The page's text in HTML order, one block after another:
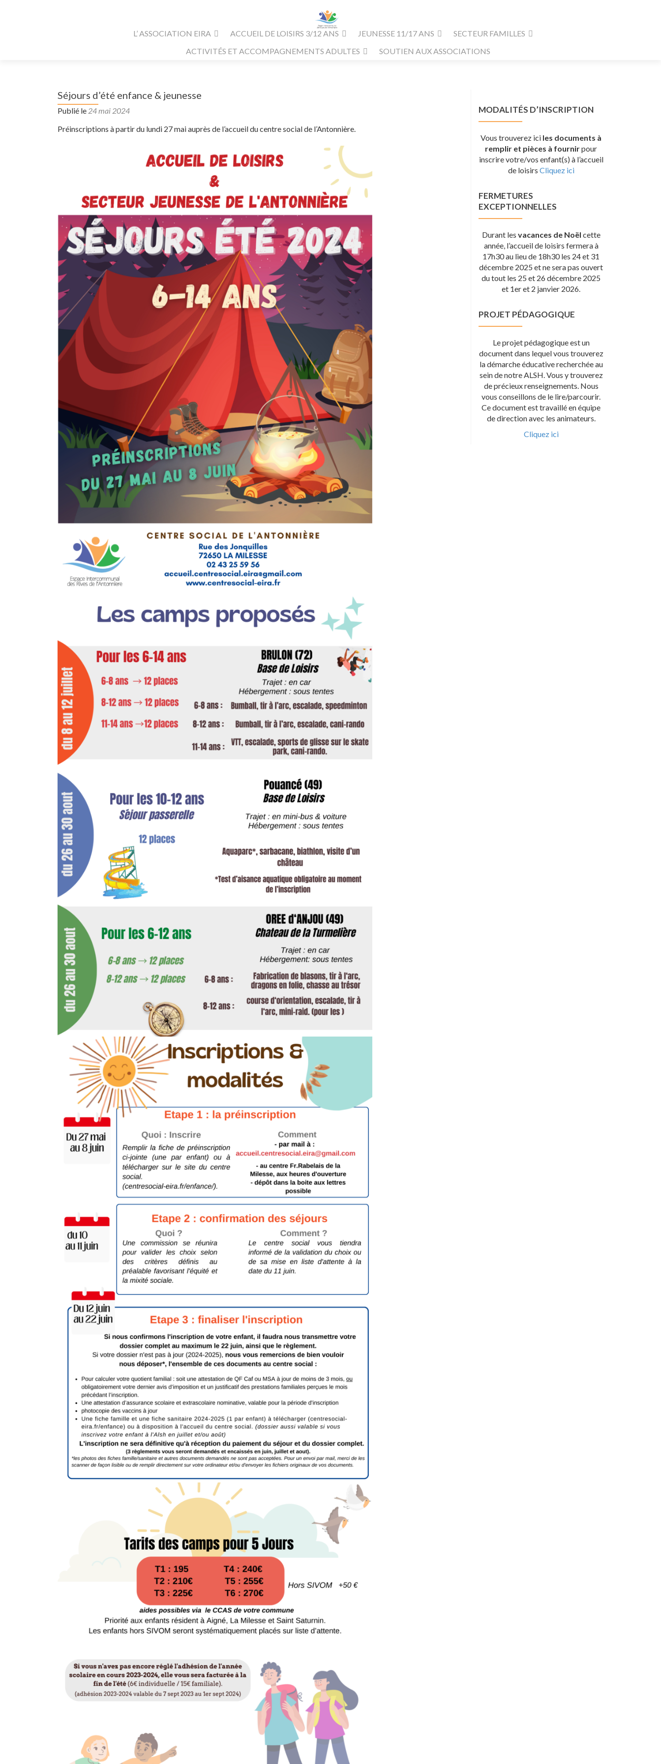
Aller au contenu principalL’ ASSOCIATION EIRA ACCUEIL DE LOISIRS 3/12 ANS JEUNESSE 11/17 ANS
SECTEUR FAMILLES
ACTIVITÉS ET ACCOMPAGNEMENTS ADULTES
SOUTIEN AUX ASSOCIATIONS
Séjours d’été enfance & jeunesse
Publié le 24 mai 2024
Préinscriptions à partir du lundi 27 mai auprès de l’accueil du centre social de l’Antonnière.
MODALITÉS D’INSCRIPTION
Vous trouverez ici les documents à
remplir et pièces à fournirpour
inscrire votre/vos enfant(s) à l’accueil
de loisirs Cliquez ici
FERMETURES
EXCEPTIONNELLES
Durant les vacances de Noël cette
année, l’accueil de loisirs fermera à
17h30 au lieu de 18h30 les 24 et 31
décembre 2025 et ne sera pas ouvert
du tout les 25 et 26 décembre 2025
et 1er et 2 janvier 2026.
PROJET PÉDAGOGIQUE
Le projet pédagogique est un
document dans lequel vous trouverez
la démarche éducative recherchée au
sein de notre ALSH. Vous y trouverez
de précieux renseignements. Nous
vous conseillons de le lire/parcourir.
Ce document est travaillé en équipe
de direction avec les animateurs.
Cliquez ici